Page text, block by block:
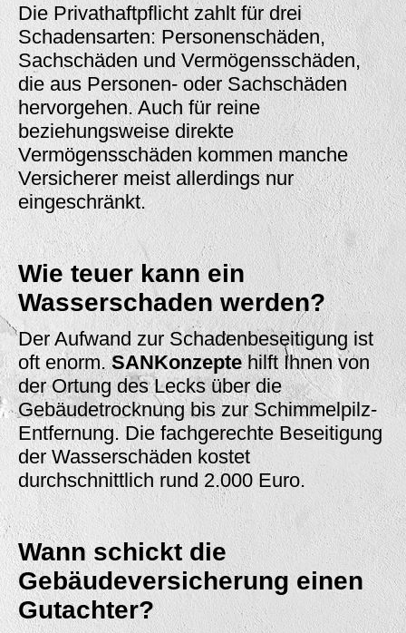
Die Privathaftpflicht zahlt für drei
Schadensarten: Personenschäden,
Sachschäden und Vermögensschäden,
die aus Personen- oder Sachschäden
hervorgehen. Auch für reine
beziehungsweise direkte
Vermögensschäden kommen manche
Versicherer meist allerdings nur
eingeschränkt.
Wie teuer kann ein
Wasserschaden werden?
Der Aufwand zur Schadenbeseitigung ist
oft enorm.SANKonzeptehilft Ihnen von
der Ortung des Lecks über die
Gebäudetrocknung bis zur Schimmelpilz-
Entfernung. Die fachgerechte Beseitigung
der Wasserschäden kostet
durchschnittlich rund 2.000 Euro.
Wann schickt die
Gebäudeversicherung einen
Gutachter?